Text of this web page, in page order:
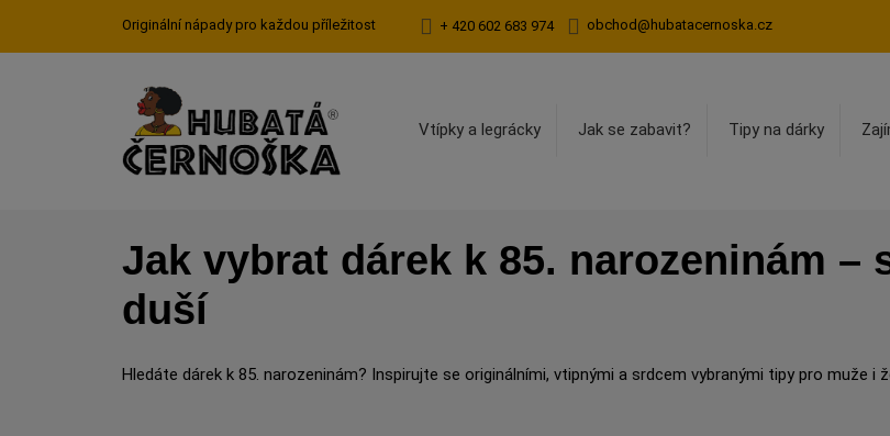
Originální nápady pro každou příležitost + 420 602 683 974 obchod@hubatacernoska.cz
Vtípky a legrácky Jak se zabavit? Tipy na dárky
Jak vybrat dárek k 85. narozeninám –
duší
Hledáte dárek k 85. narozeninám? Inspirujte se originálními, vtipnými a srdcem vybranými tipy pro muže i